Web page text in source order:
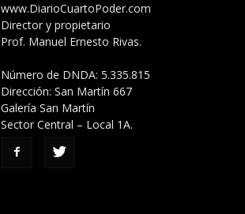
www.DiarioCuartoPoder.com
Director y propietario
Prof. Manuel Ernesto Rivas.
Número de DNDA: 5.335.815
Dirección: San Martín 667
Galería San Martín
Sector Central – Local 1A.